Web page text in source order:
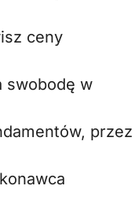
ceny
swobodę w
przez